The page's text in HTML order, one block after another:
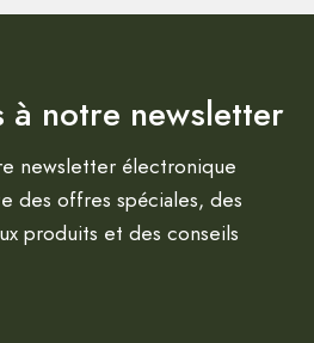
à notre newsletter
newsletter électronique
des offres spéciales, des
produits et des conseils